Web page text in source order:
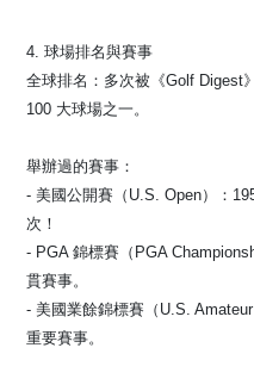
4. 球場排名與賽事
全球排名：多次被《Golf Digest
100 大球場之一。
舉辦過的賽事：
- 美國公開賽（U.S. Open）：
次！
- PGA 錦標賽（PGA
貫賽事。
- 美國業餘錦標賽（U.S.
重要賽事。